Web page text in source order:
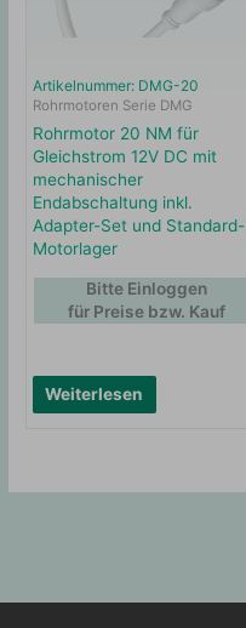
Artikelnummer: DMG-20
Rohrmotoren Serie DMG
Rohrmotor 20 NM für
Gleichstrom 12V DC mit
mechanischer
Endabschaltung inkl.
Adapter-Set und Standard-
Motorlager
Weiterlesen
Bitte Einloggen
für Preise bzw. Kauf